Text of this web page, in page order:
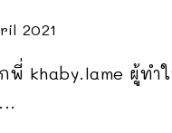
2021
พี่ khaby.lame ผู้ทำ